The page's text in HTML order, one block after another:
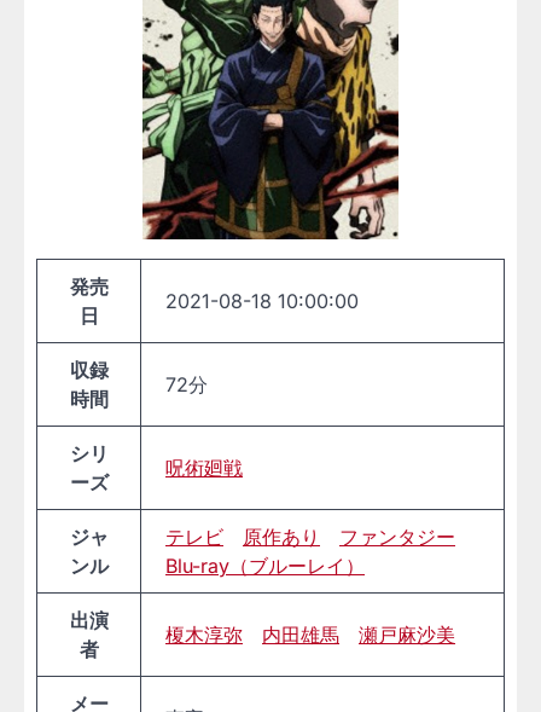
発売
日
2021-08-18 10:00:00
収録
時間
72分
シリ
ーズ
呪術廻戦
ジャ
ンル
テレビ 原作あり
ファンタジー
Blu-ray（ブルーレイ）
出演
者
榎木淳弥 内田雄馬 瀬戸麻沙美
メー